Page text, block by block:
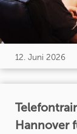
12. Juni 2026
Hannover